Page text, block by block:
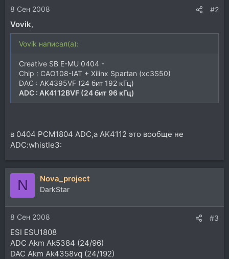
8 Сен 2008 #2
Vovik,
Vovik написал(а):
Creative SB E-MU 0404 -
Chip : CAO108-IAT + Xilinx Spartan (xc3S50)
DAC : AK4395VF (24 бит 192 кГц)
ADC : AK4112BVF (24 бит 96 кГц)
в 0404 PCM1804 ADC,а AK4112 это вообще не
ADC:whistle3:
N Nova_project
DarkStar
8 Сен 2008 #3
ESI ESU1808
ADC Akm Ak5384 (24/96)
DAC Akm Ak4358vq (24/192)